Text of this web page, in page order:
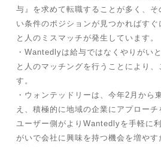
与』を求めて転職することが多く、そ
い条件のポジションが見つかればす
と人のミスマッチが発生しています。
・Wantedlyは給与ではなくやりがい
と人のマッチングを行うことにより
す。
・ウォンテッドリーは、今年2月から
え、積極的に地域の企業にアプローチ
ユーザー側がよりWantedlyを手軽に
がいで会社に興味を持つ機会を増や